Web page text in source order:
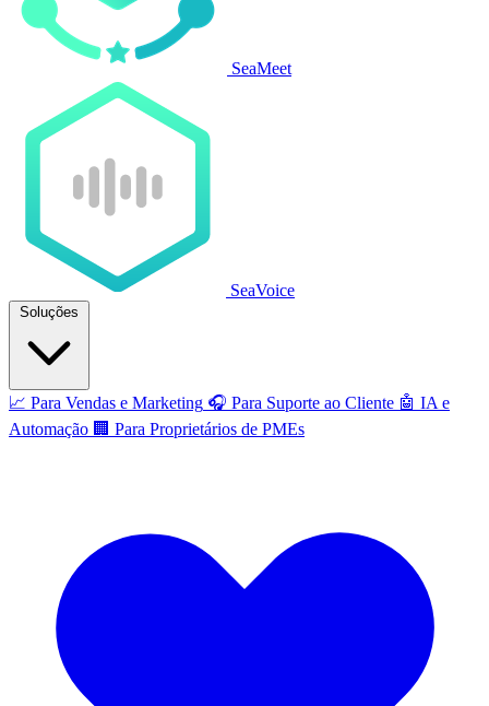
SeaMeet
SeaVoice
Soluções
📈 Para Vendas e Marketing 🎧 Para Suporte ao Cliente 🤖 IA e
Automação 🏢 Para Proprietários de PMEs